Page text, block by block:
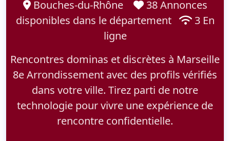
Bouches-du-Rhône
38 Annonces
disponibles dans le département
3 En
ligne
Rencontres dominas et discrètes à Marseille
8e Arrondissement avec des profils vérifiés
dans votre ville. Tirez parti de notre
technologie pour vivre une expérience de
rencontre confidentielle.